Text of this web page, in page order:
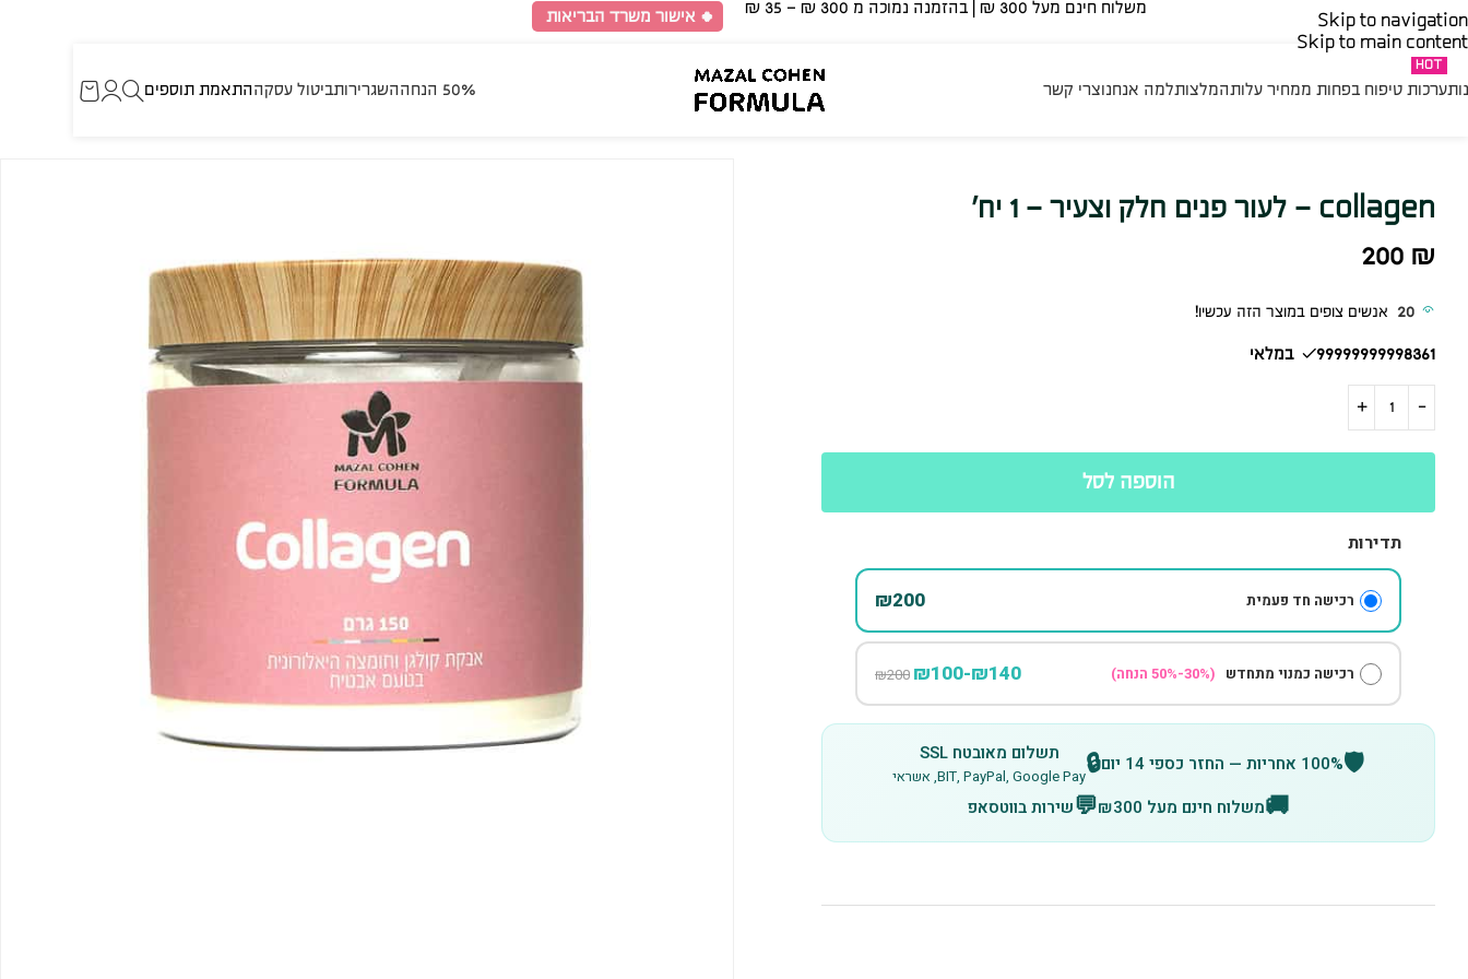
Skip to navigation
Skip to main content
משלוח חינם מעל 300 ₪ | בהזמנה נמוכה מ 300 ₪ – 35 ₪​ 🍀 אישור משרד הבריאות
ערכות טיפוח בפחות ממחיר עלות
HOT
המלצותלמה אנחנוצרי קשר 50% הנחה השגרירותביטול עסקההתאמת תוספים
collagen – לעור פנים חלק וצעיר – 1 יח׳
200 ₪
20 אנשים צופים במוצר הזה עכשיו!
99999999998361 במלאי
הוספה לסל
תדירות
רכישה חד פעמית ₪200
רכישה כמנוי מתחדש (30%-50% הנחה) ₪140-₪100
₪200
🛡️100% אחריות — החזר כספי 14 יום 🔒 תשלום מאובטח SSL
BIT, PayPal, Google Pay, אשראי
🚚משלוח חינם מעל ₪300 💬שירות בווטסאפ